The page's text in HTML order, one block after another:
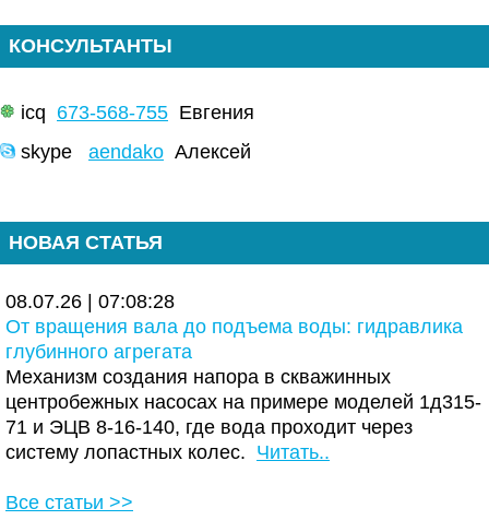
КОНСУЛЬТАНТЫ
icq 673-568-755 Евгения
skype aendako Алексей
НОВАЯ СТАТЬЯ
08.07.26 | 07:08:28
От вращения вала до подъема воды: гидравлика
глубинного агрегата
Механизм создания напора в скважинных
центробежных насосах на примере моделей 1д315-
71 и ЭЦВ 8-16-140, где вода проходит через
систему лопастных колес. Читать..
Все статьи >>